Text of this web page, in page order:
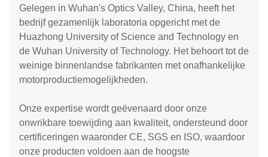
Gelegen in Wuhan's Optics Valley, China, heeft het
bedrijf gezamenlijk laboratoria opgericht met de
Huazhong University of Science and Technology en
de Wuhan University of Technology. Het behoort tot de
weinige binnenlandse fabrikanten met onafhankelijke
motorproductiemogelijkheden.
Onze expertise wordt geëvenaard door onze
onwrikbare toewijding aan kwaliteit, ondersteund door
certificeringen waaronder CE, SGS en ISO, waardoor
onze producten voldoen aan de hoogste